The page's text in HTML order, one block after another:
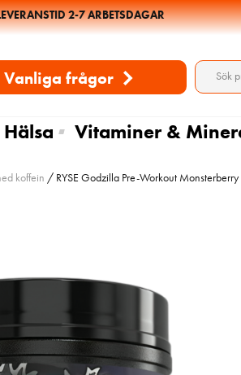
2-7 ARBETSDAGAR
Vanliga frågor
Hälsa Vitaminer &
koffein / RYSE Godzilla Pre-Workout